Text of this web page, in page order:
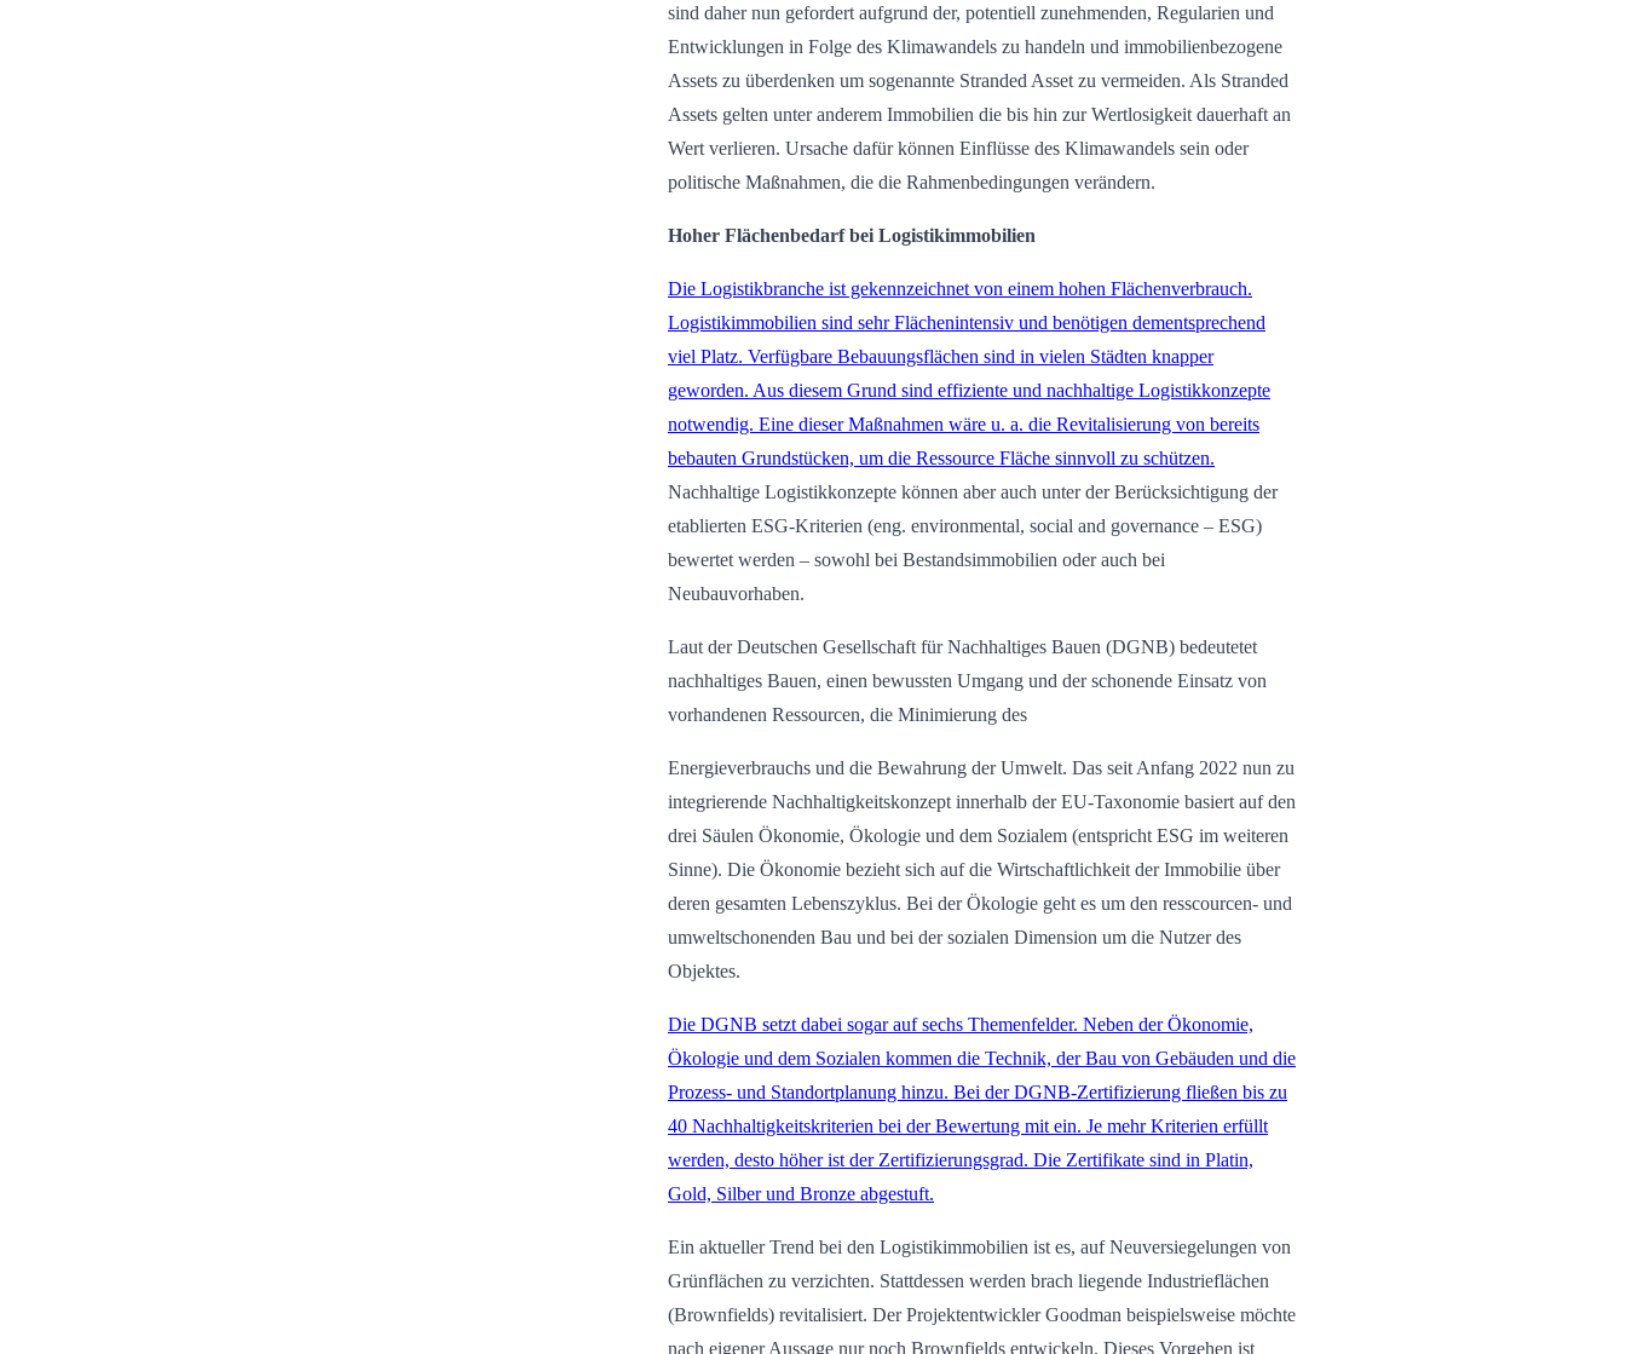
sind daher nun gefordert aufgrund der, potentiell zunehmenden, Regularien und
Entwicklungen in Folge des Klimawandels zu handeln und immobilienbezogene
Assets zu überdenken um sogenannte Stranded Asset zu vermeiden. Als Stranded
Assets gelten unter anderem Immobilien die bis hin zur Wertlosigkeit dauerhaft an
Wert verlieren. Ursache dafür können Einflüsse des Klimawandels sein oder
politische Maßnahmen, die die Rahmenbedingungen verändern.
Hoher Flächenbedarf bei Logistikimmobilien
Die Logistikbranche ist gekennzeichnet von einem hohen Flächenverbrauch.
Logistikimmobilien sind sehr Flächenintensiv und benötigen dementsprechend
viel Platz. Verfügbare Bebauungsflächen sind in vielen Städten knapper
geworden. Aus diesem Grund sind effiziente und nachhaltige Logistikkonzepte
notwendig. Eine dieser Maßnahmen wäre u. a. die Revitalisierung von bereits
bebauten Grundstücken, um die Ressource Fläche sinnvoll zu schützen.
Nachhaltige Logistikkonzepte können aber auch unter der Berücksichtigung der
etablierten ESG-Kriterien (eng. environmental, social and governance – ESG)
bewertet werden – sowohl bei Bestandsimmobilien oder auch bei
Neubauvorhaben.
Laut der Deutschen Gesellschaft für Nachhaltiges Bauen (DGNB) bedeutetet
nachhaltiges Bauen, einen bewussten Umgang und der schonende Einsatz von
vorhandenen Ressourcen, die Minimierung des
Energieverbrauchs und die Bewahrung der Umwelt. Das seit Anfang 2022 nun zu
integrierende Nachhaltigkeitskonzept innerhalb der EU-Taxonomie basiert auf den
drei Säulen Ökonomie, Ökologie und dem Sozialem (entspricht ESG im weiteren
Sinne). Die Ökonomie bezieht sich auf die Wirtschaftlichkeit der Immobilie über
deren gesamten Lebenszyklus. Bei der Ökologie geht es um den resscourcen- und
umweltschonenden Bau und bei der sozialen Dimension um die Nutzer des
Objektes.
Die DGNB setzt dabei sogar auf sechs Themenfelder. Neben der Ökonomie,
Ökologie und dem Sozialen kommen die Technik, der Bau von Gebäuden und die
Prozess- und Standortplanung hinzu. Bei der DGNB-Zertifizierung fließen bis zu
40 Nachhaltigkeitskriterien bei der Bewertung mit ein. Je mehr Kriterien erfüllt
werden, desto höher ist der Zertifizierungsgrad. Die Zertifikate sind in Platin,
Gold, Silber und Bronze abgestuft.
Ein aktueller Trend bei den Logistikimmobilien ist es, auf Neuversiegelungen von
Grünflächen zu verzichten. Stattdessen werden brach liegende Industrieflächen
(Brownfields) revitalisiert. Der Projektentwickler Goodman beispielsweise möchte
nach eigener Aussage nur noch Brownfields entwickeln. Dieses Vorgehen ist